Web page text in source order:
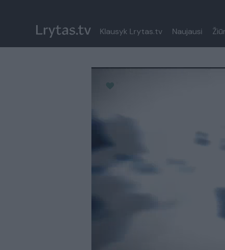
Klausyk Lrytas.tv Naujausi